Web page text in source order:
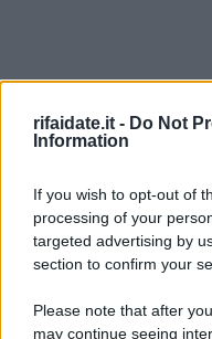
rifaidate.it - Do Not
Information
If you wish to opt-out of
processing of your
targeted advertising by
section to confirm your
Please note that after
may continue seeing